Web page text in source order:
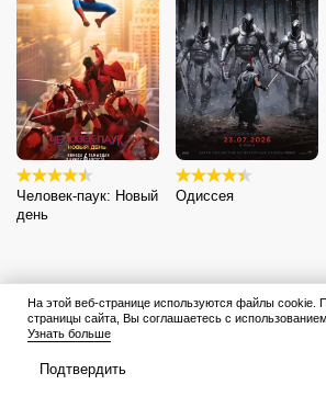
Человек-паук: Новый
день
Одиссея
На этой веб-странице используются файлы cookie.
страницы сайта, Вы соглашаетесь с
Узнать больше
Подтвердить